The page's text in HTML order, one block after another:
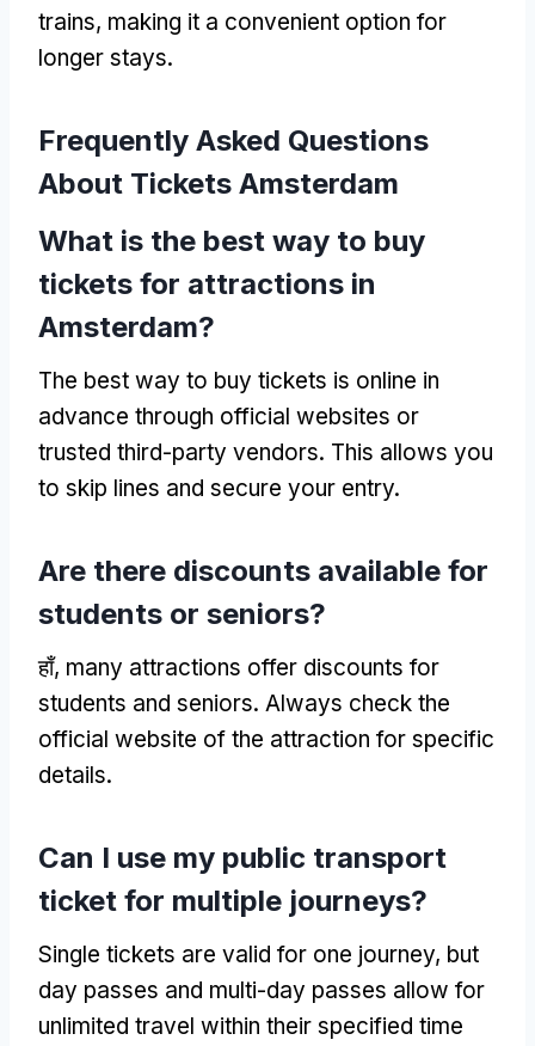
trains, making it a convenient option for
longer stays.
Frequently Asked Questions
About Tickets Amsterdam
What is the best way to buy
tickets for attractions in
Amsterdam?
The best way to buy tickets is online in
advance through official websites or
trusted third-party vendors. This allows you
to skip lines and secure your entry.
Are there discounts available for
students or seniors?
हाँ, many attractions offer discounts for
students and seniors. Always check the
official website of the attraction for specific
details.
Can I use my public transport
ticket for multiple journeys?
Single tickets are valid for one journey, but
day passes and multi-day passes allow for
unlimited travel within their specified time